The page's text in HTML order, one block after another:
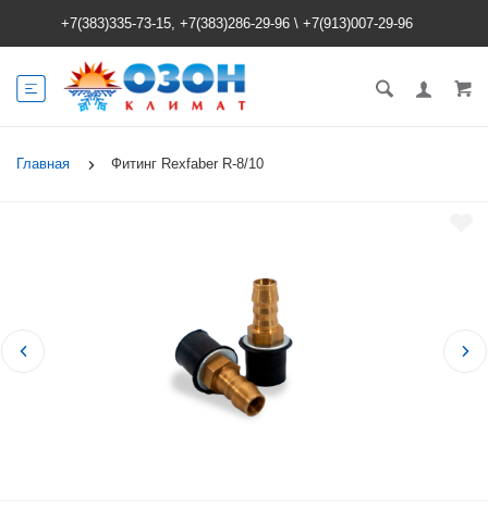
+7(383)335-73-15, +7(383)286-29-96 \ +7(913)007-29-96
Главная Фитинг Rexfaber R-8/10